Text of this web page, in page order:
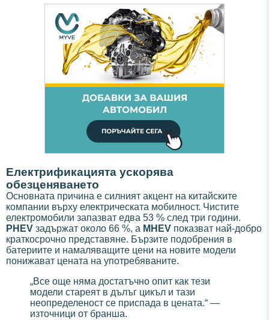
Електрификацията ускорява
обезценяването
Основната причина е силният акцент на китайските
компании върху електрическата мобилност. Чистите
електромобили запазват едва 53 % след три години.
PHEV задържат около 66 %, а MHEV показват най-добро
краткосрочно представяне. Бързите подобрения в
батериите и намаляващите цени на новите модели
понижават цената на употребяваните.
„Все още няма достатъчно опит как тези
модели стареят в дълъг цикъл и тази
неопределеност се приспада в цената.“ —
източници от бранша.